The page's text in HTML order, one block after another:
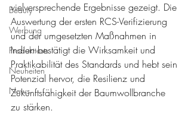
Beauty
Werbung
Produkttests
Neuheiten
News
vielversprechende Ergebnisse gezeigt. Die
Auswertung der ersten RCS-Verifizierung
und der umgesetzten Maßnahmen in
Indien bestätigt die Wirksamkeit und
Praktikabilität des Standards und hebt sein
Potenzial hervor, die Resilienz und
Zukunftsfähigkeit der Baumwollbranche
zu stärken.